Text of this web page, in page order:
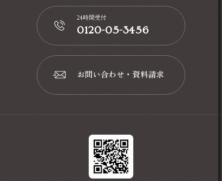
📞
24時間受付
0120-05-3456
📩
お問い合わせ・資料請求